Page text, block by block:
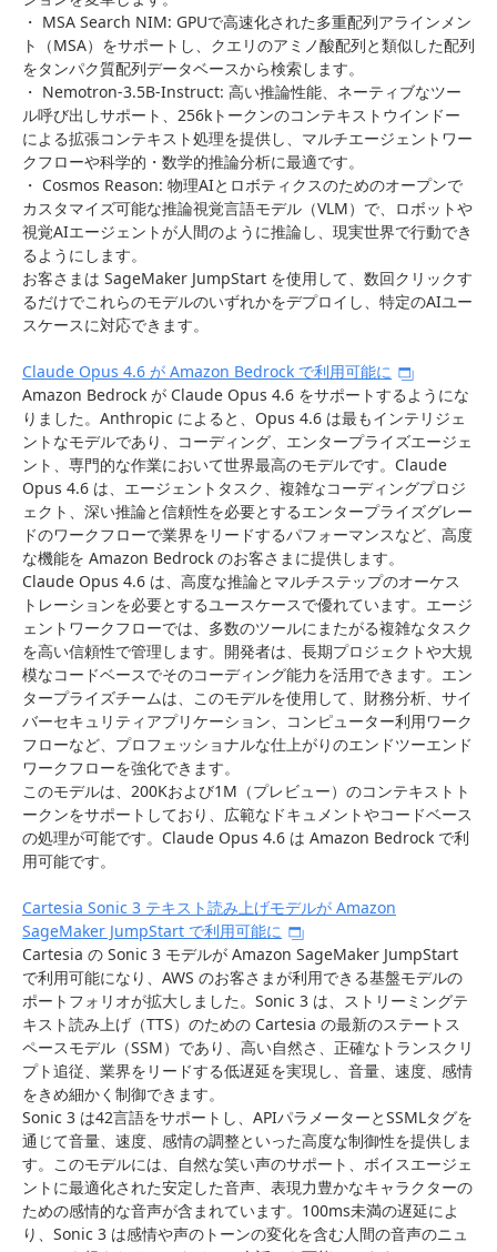
・ MSA Search NIM: GPUで高速化された多重配列アラインメン
ト（MSA）をサポートし、クエリのアミノ酸配列と類似した配列
をタンパク質配列データベースから検索します。
・ Nemotron-3.5B-Instruct: 高い推論性能、ネーティブなツー
ル呼び出しサポート、256kトークンのコンテキストウインドー
による拡張コンテキスト処理を提供し、マルチエージェントワー
クフローや科学的・数学的推論分析に最適です。
・ Cosmos Reason: 物理AIとロボティクスのためのオープンで
カスタマイズ可能な推論視覚言語モデル（VLM）で、ロボットや
視覚AIエージェントが人間のように推論し、現実世界で行動でき
るようにします。
お客さまは SageMaker JumpStart を使用して、数回クリックす
るだけでこれらのモデルのいずれかをデプロイし、特定のAIユー
スケースに対応できます。
Claude Opus 4.6 が Amazon Bedrock で利用可能に
Amazon Bedrock が Claude Opus 4.6 をサポートするようにな
りました。Anthropic によると、Opus 4.6 は最もインテリジェ
ントなモデルであり、コーディング、エンタープライズエージェ
ント、専門的な作業において世界最高のモデルです。Claude
Opus 4.6 は、エージェントタスク、複雑なコーディングプロジ
ェクト、深い推論と信頼性を必要とするエンタープライズグレー
ドのワークフローで業界をリードするパフォーマンスなど、高度
な機能を Amazon Bedrock のお客さまに提供します。
Claude Opus 4.6 は、高度な推論とマルチステップのオーケス
トレーションを必要とするユースケースで優れています。エージ
ェントワークフローでは、多数のツールにまたがる複雑なタスク
を高い信頼性で管理します。開発者は、長期プロジェクトや大規
模なコードベースでそのコーディング能力を活用できます。エン
タープライズチームは、このモデルを使用して、財務分析、サイ
バーセキュリティアプリケーション、コンピューター利用ワーク
フローなど、プロフェッショナルな仕上がりのエンドツーエンド
ワークフローを強化できます。
このモデルは、200Kおよび1M（プレビュー）のコンテキストト
ークンをサポートしており、広範なドキュメントやコードベース
の処理が可能です。Claude Opus 4.6 は Amazon Bedrock で利
用可能です。
Cartesia Sonic 3 テキスト読み上げモデルが Amazon
SageMaker JumpStart で利用可能に
Cartesia の Sonic 3 モデルが Amazon SageMaker JumpStart
で利用可能になり、AWS のお客さまが利用できる基盤モデルの
ポートフォリオが拡大しました。Sonic 3 は、ストリーミングテ
キスト読み上げ（TTS）のための Cartesia の最新のステートス
ペースモデル（SSM）であり、高い自然さ、正確なトランスクリ
プト追従、業界をリードする低遅延を実現し、音量、速度、感情
をきめ細かく制御できます。
Sonic 3 は42言語をサポートし、APIパラメーターとSSMLタグを
通じて音量、速度、感情の調整といった高度な制御性を提供しま
す。このモデルには、自然な笑い声のサポート、ボイスエージェ
ントに最適化された安定した音声、表現力豊かなキャラクターの
ための感情的な音声が含まれています。100ms未満の遅延によ
り、Sonic 3 は感情や声のトーンの変化を含む人間の音声のニュ